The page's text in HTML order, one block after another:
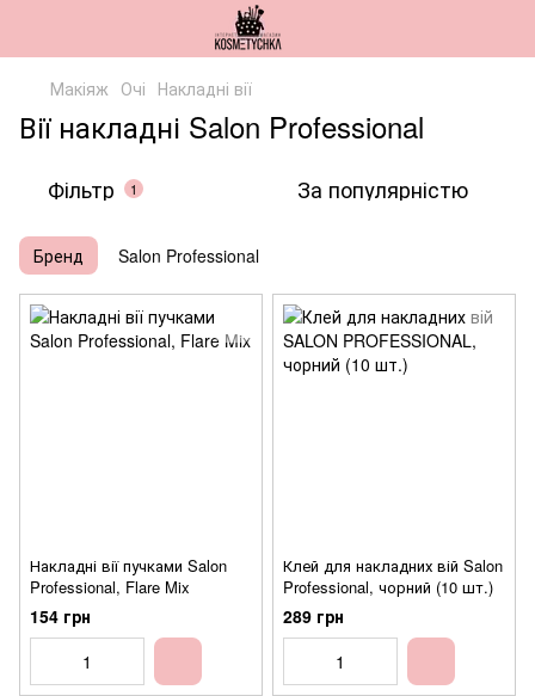
Макіяж Очі Накладні вії
Вії накладні Salon Professional
Фільтр 1 За популярністю
Бренд Salon Professional
Накладні вії пучками Salon
Professional, Flare Mix
154 грн
Клей для накладних вій Salon
Professional, чорний (10 шт.)
289 грн